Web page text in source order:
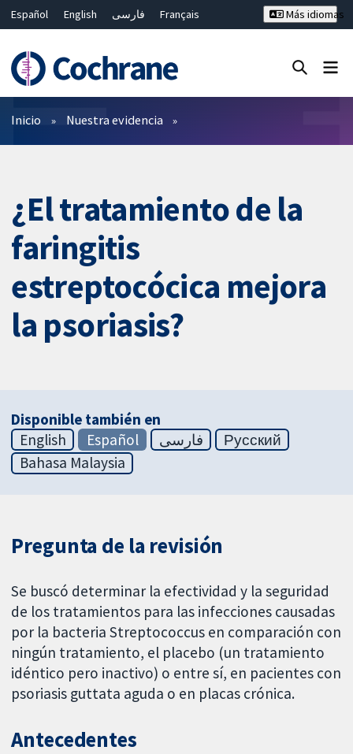
Español English فارسی
Français
Bahasa Malaysia
ไทย 繁體中文
Más idiomas
Filtros
Inicio Nuestra evidencia
¿El tratamiento de la
faringitis
estreptocócica mejora
la psoriasis?
Disponible también en
English
Español فارسی
Русский
Bahasa Malaysia
Pregunta de la revisión
Se buscó determinar la efectividad y la seguridad
de los tratamientos para las infecciones causadas
por la bacteria Streptococcus en comparación con
ningún tratamiento, el placebo (un tratamiento
idéntico pero inactivo) o entre sí, en pacientes con
psoriasis guttata aguda o en placas crónica.
Antecedentes